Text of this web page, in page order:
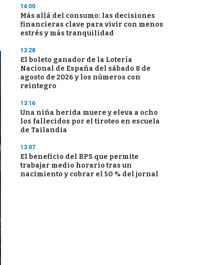
14:00
Más allá del consumo: las decisiones
financieras clave para vivir con menos
estrés y más tranquilidad
13:28
El boleto ganador de la Lotería
Nacional de España del sábado 8 de
agosto de 2026 y los números con
reintegro
13:16
Una niña herida muere y eleva a ocho
los fallecidos por el tiroteo en escuela
de Tailandia
13:07
El beneficio del BPS que permite
trabajar medio horario tras un
nacimiento y cobrar el 50 % del jornal